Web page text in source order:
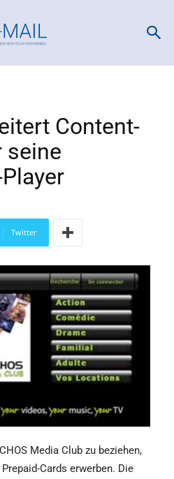
Content-
seine
Twitter
Media Club zu beziehen,
Cards erwerben. Die